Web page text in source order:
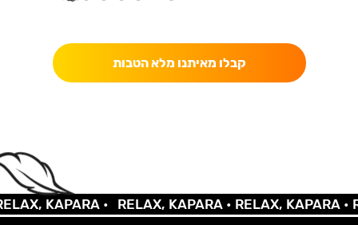
קבלו מאיתנו מלא הטבות
KAPARA • RELAX, KAPARA •RELAX, KAPARA •